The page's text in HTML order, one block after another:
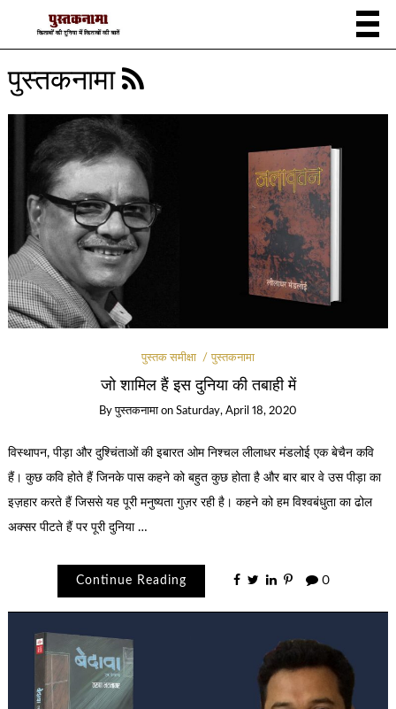
पुस्तकनामा
पुस्तक समीक्षा पुस्तकनामा
जो शामिल हैं इस दुनिया की तबाही में
Byपुस्तकनामा on Saturday, April 18, 2020
विस्‍थापन, पीड़ा और दुश्‍चिंताओं की इबारत ओम निश्चल लीलाधर मंडलोई एक बेचैन कवि
हैं। कुछ कवि होते हैं जिनके पास कहने को बहुत कुछ होता है और बार बार वे उस पीड़ा का
इज़हार करते हैं जिससे यह पूरी मनुष्‍यता गुज़र रही है। कहने को हम विश्‍वबंधुता का ढोल
अक्‍सर पीटते हैं पर पूरी दुनिया …
Continue Reading 0